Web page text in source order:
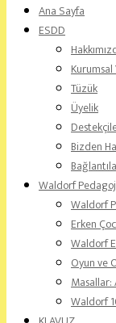
Ana Sayfa
ESDD
Kurumsal
Tüzük
Üyelik
Bizden
Waldorf
Waldorf
Erken
Waldorf
Oyun ve
Masallar:
Waldorf